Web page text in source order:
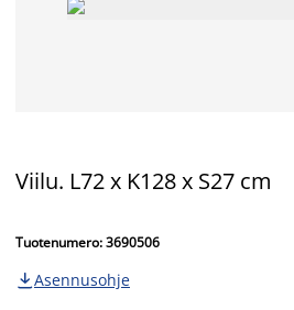
Viilu. L72 x K128 x S27 cm
Tuotenumero: 3690506
 Asennusohje